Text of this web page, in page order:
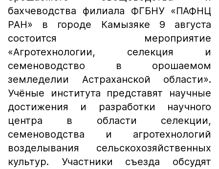
бахчеводства филиала ФГБНУ «ПАФНЦ
РАН» в городе Камызяке 9 августа
состоится мероприятие
«Агротехнологии, селекция и
семеноводство в орошаемом
земледелии Астраханской области».
Учёные института представят научные
достижения и разработки научного
центра в области селекции,
семеноводства и агротехнологий
возделывания сельскохозяйственных
культур. Участники съезда обсудят